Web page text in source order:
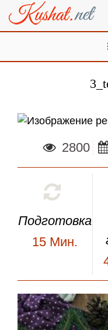
2800
Подготовка
15 Мин.